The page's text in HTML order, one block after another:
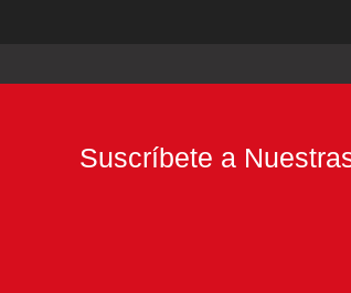
Suscríbete a